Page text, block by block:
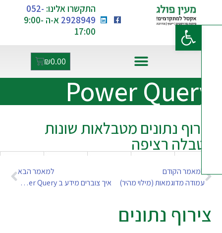
פתח סרגל נגישות
התקשרו אלינו:052-
2928949
א-ה 9:00-
17:00
₪
נתונים מטבלאות שונות
רציפה
Power
הקודם
מדוגמאות (מילוי מהיר)
למאמר הבא
איך צוברים מידע ב Power Query
נתונים